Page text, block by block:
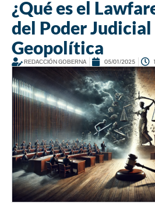
¿Qué es el
del Poder Judicial
Geopolítica
REDACCIÓN GOBERNA 05/01/2025